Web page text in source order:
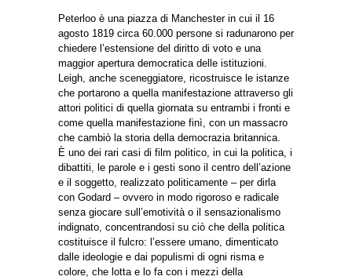
Peterloo è una piazza di Manchester in cui il 16
agosto 1819 circa 60.000 persone si radunarono per
chiedere l’estensione del diritto di voto e una
maggior apertura democratica delle istituzioni.
Leigh, anche sceneggiatore, ricostruisce le istanze
che portarono a quella manifestazione attraverso gli
attori politici di quella giornata su entrambi i fronti e
come quella manifestazione finì, con un massacro
che cambiò la storia della democrazia britannica.
È uno dei rari casi di film politico, in cui la politica, i
dibattiti, le parole e i gesti sono il centro dell’azione
e il soggetto, realizzato politicamente – per dirla
con Godard – ovvero in modo rigoroso e radicale
senza giocare sull’emotività o il sensazionalismo
indignato, concentrandosi su ciò che della politica
costituisce il fulcro: l’essere umano, dimenticato
dalle ideologie e dai populismi di ogni risma e
colore, che lotta e lo fa con i mezzi della